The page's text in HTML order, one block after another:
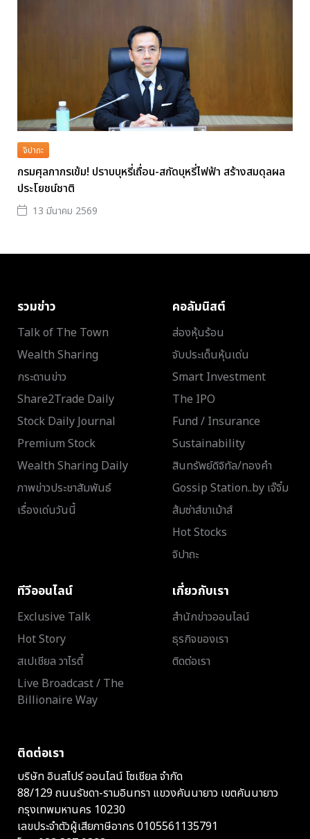
จิปาถะ
กรมศุลกากรเข้ม! ปราบบุหรี่เถื่อน-สกัดบุหรี่ไฟฟ้า สร้างสมดุลผล
ประโยชน์ชาติ
13 มีนาคม 2569
รวมข่าว
Talk of The Town
Wealth Sharing
กระดานข่าว
Share2Trade Daily
Stock Daily Journal
Premium Stock
Wealth Sharing Daily
ภาพข่าวประชาสัมพันธ์
เรื่องเด่นวันนี้
คอลัมนิสต์
ส่องหุ้นร้อน
จับประเด็นหุ้นเด่น
Smart Investment
The IPO
Fund / Insurance
Sustainability
สินทรัพย์ดิจิทัล/ทองคำ
Gossip Station..by เจ๊จิ๋ม
ส้มซ่าส์ขาเม้าส์
Hot Stocks
จิปาถะ
ทีวีออนไลน์
Exclusive Talk
Hot Story
สเปเชียล วาไรตี้
Live Broadcast / The
Billionaire Way
เกี่ยวกับเรา
สำนักข่าวออนไลน์
ธุรกิจของเรา
ติดต่อเรา
ติดต่อเรา
บริษัท อินสไปร์ ออนไลน์ โซเชียล จำกัด
88/129 ถนนรัชดา-รามอินทรา แขวงคันนายาว เขตคันนายาว
กรุงเทพมหานคร 10230
เลขประจำตัวผู้เสียภาษีอากร 0105561135791